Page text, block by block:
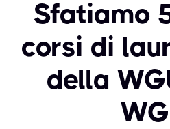
Sfatiamo
corsi di
della